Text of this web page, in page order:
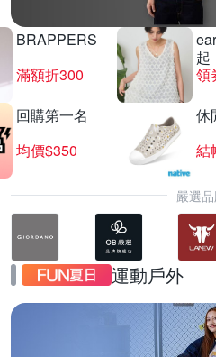
滿1件
BRAPPERS
滿額折300
起
領
回購第一名
均價$350
休
結
嚴選
運動戶外